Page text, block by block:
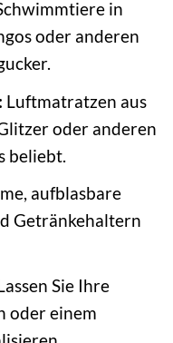
in
oder anderen
Luftmatratzen aus
oder anderen
beliebt.
aufblasbare
Getränkehaltern
Sie Ihre
oder einem